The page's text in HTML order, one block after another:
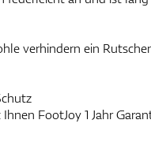
verhindern ein
FootJoy 1 Jahr